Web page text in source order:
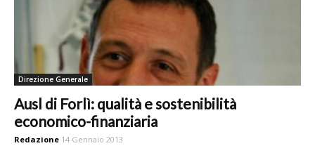
Direzione Generale
Ausl di Forlì: qualità e sostenibilità
economico-finanziaria
Redazione 14 Gennaio 2013